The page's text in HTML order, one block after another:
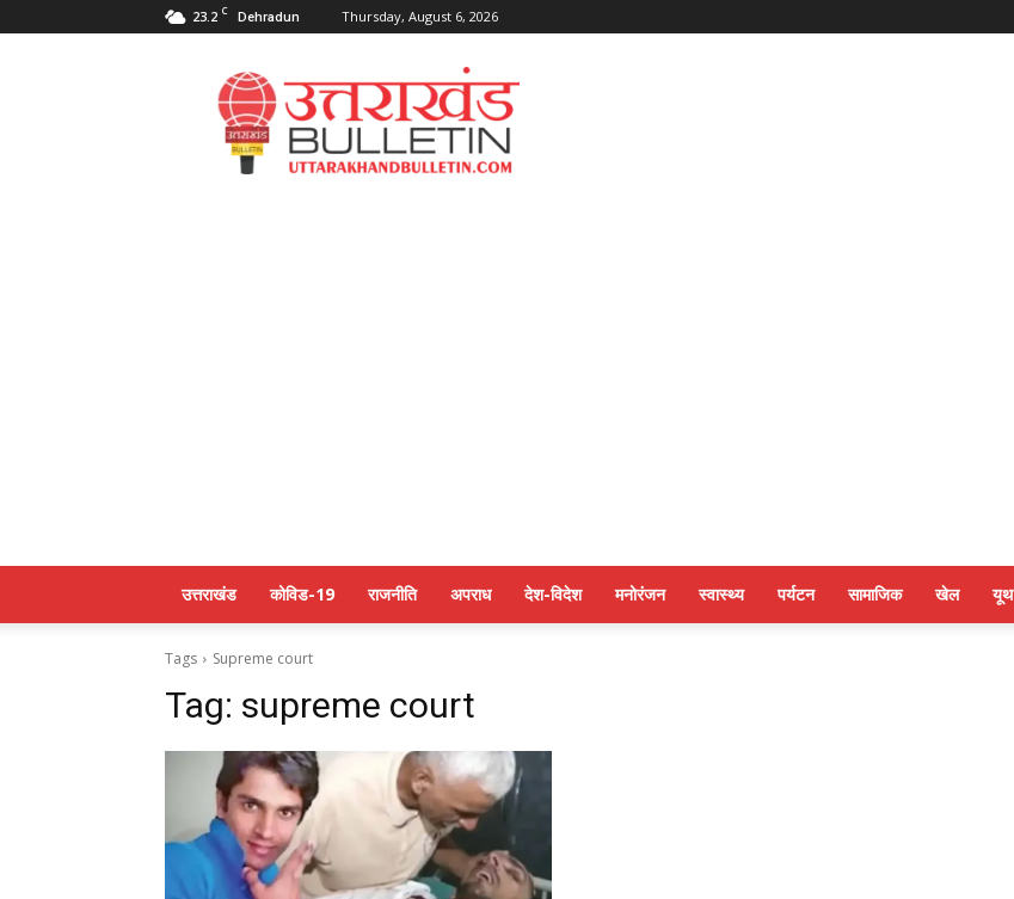
23.2 C Dehradun Thursday, August 6, 2026
Uttarakahnd
Bulletin
उत्तराखंड कोविड-19 राजनीति अपराध देश-विदेश मनोरंजन स्वास्थ्य पर्यटन सामाजिक खेल यूथ
Tags Supreme court
Tag: supreme court